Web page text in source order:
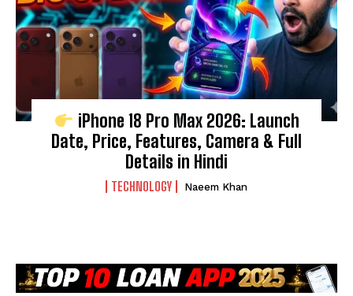
iPhone 18 Pro Max 2026: Launch
Date, Price, Features, Camera & Full
Details in Hindi
TECHNOLOGY Naeem Khan